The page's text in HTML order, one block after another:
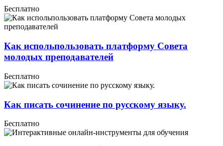
Бесплатно
Как испольпользовать платформу Совета
молодых преподавателей
Бесплатно
Как писать сочинение по русскому языку.
Бесплатно